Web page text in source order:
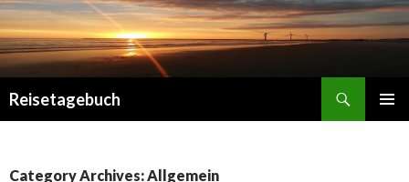
Reisetagebuch
Category Archives: Allgemein